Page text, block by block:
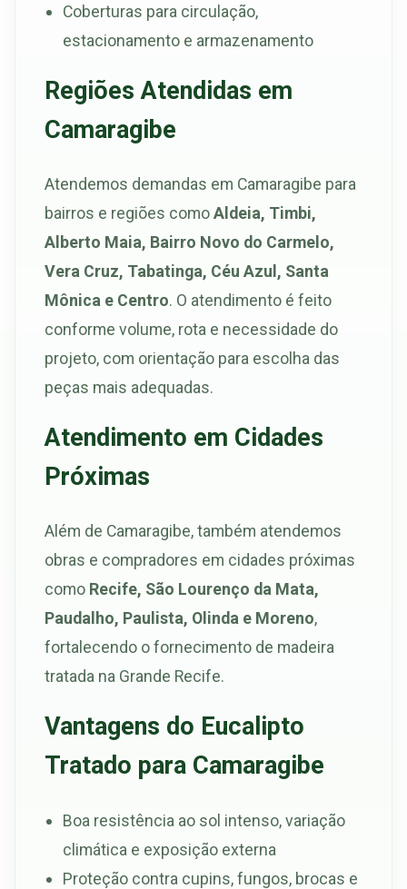
Coberturas para circulação,
estacionamento e armazenamento
Regiões Atendidas em
Camaragibe
Atendemos demandas em Camaragibe para
bairros e regiões comoAldeia, Timbi,
Alberto Maia, Bairro Novo do Carmelo,
Vera Cruz, Tabatinga, Céu Azul, Santa
Mônica e Centro. O atendimento é feito
conforme volume, rota e necessidade do
projeto, com orientação para escolha das
peças mais adequadas.
Atendimento em Cidades
Próximas
Além de Camaragibe, também atendemos
obras e compradores em cidades próximas
como Recife, São Lourenço da Mata,
Paudalho, Paulista, Olinda e Moreno,
fortalecendo o fornecimento de madeira
tratada na Grande Recife.
Vantagens do Eucalipto
Tratado para Camaragibe
Boa resistência ao sol intenso, variação
climática e exposição externa
Proteção contra cupins, fungos, brocas e